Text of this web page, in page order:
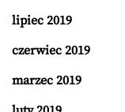
lipiec 2019
czerwiec 2019
marzec 2019